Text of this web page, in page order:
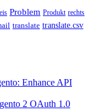
Problem Produkt rechts
translate translate.csv
Enhance API
2 OAuth 1.0